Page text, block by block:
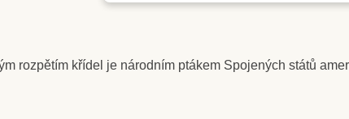
rozpětím křídel je národním ptákem Spojených států